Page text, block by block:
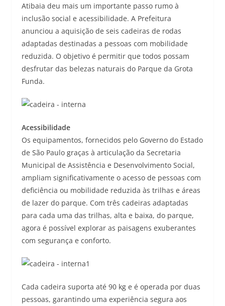
Atibaia deu mais um importante passo rumo à
inclusão social e acessibilidade. A Prefeitura
anunciou a aquisição de seis cadeiras de rodas
adaptadas destinadas a pessoas com mobilidade
reduzida. O objetivo é permitir que todos possam
desfrutar das belezas naturais do Parque da Grota
Funda.
Acessibilidade
Os equipamentos, fornecidos pelo Governo do Estado
de São Paulo graças à articulação da Secretaria
Municipal de Assistência e Desenvolvimento Social,
ampliam significativamente o acesso de pessoas com
deficiência ou mobilidade reduzida às trilhas e áreas
de lazer do parque. Com três cadeiras adaptadas
para cada uma das trilhas, alta e baixa, do parque,
agora é possível explorar as paisagens exuberantes
com segurança e conforto.
Cada cadeira suporta até 90 kg e é operada por duas
pessoas, garantindo uma experiência segura aos